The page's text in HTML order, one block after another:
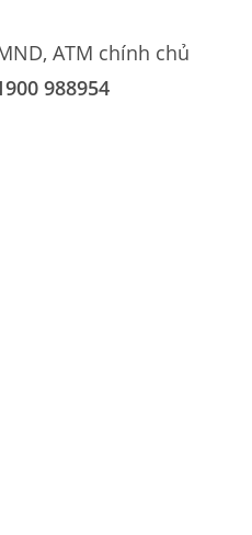
ATM chính chủ
988954